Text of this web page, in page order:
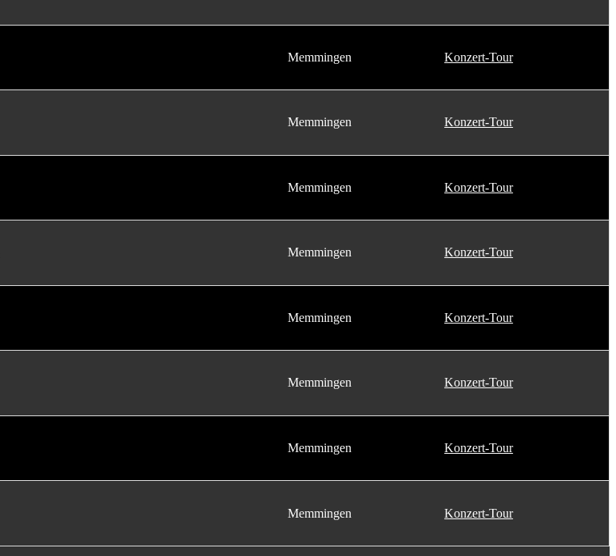
Memmingen Konzert-Tour
Memmingen Konzert-Tour
Memmingen Konzert-Tour
Memmingen Konzert-Tour
Memmingen Konzert-Tour
Memmingen Konzert-Tour
Memmingen Konzert-Tour
Memmingen Konzert-Tour